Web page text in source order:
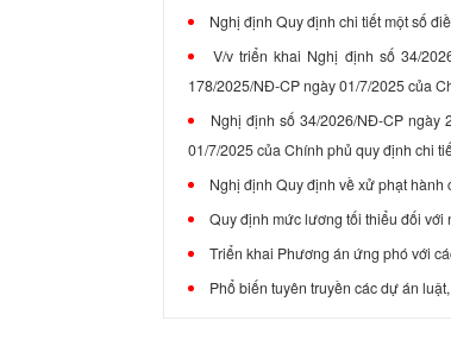
Nghị định Quy định chi tiết một số
V/v triển khai Nghị định số 34/
178/2025/NĐ-CP ngày 01/7/2025 của
Nghị định số 34/2026/NĐ-CP ngày
01/7/2025 của Chính phủ quy định chi
Nghị định Quy định về xử phạt
Quy định mức lương tối thiểu đối
Triển khai Phương án ứng phó với
Phổ biến tuyên truyền các dự án